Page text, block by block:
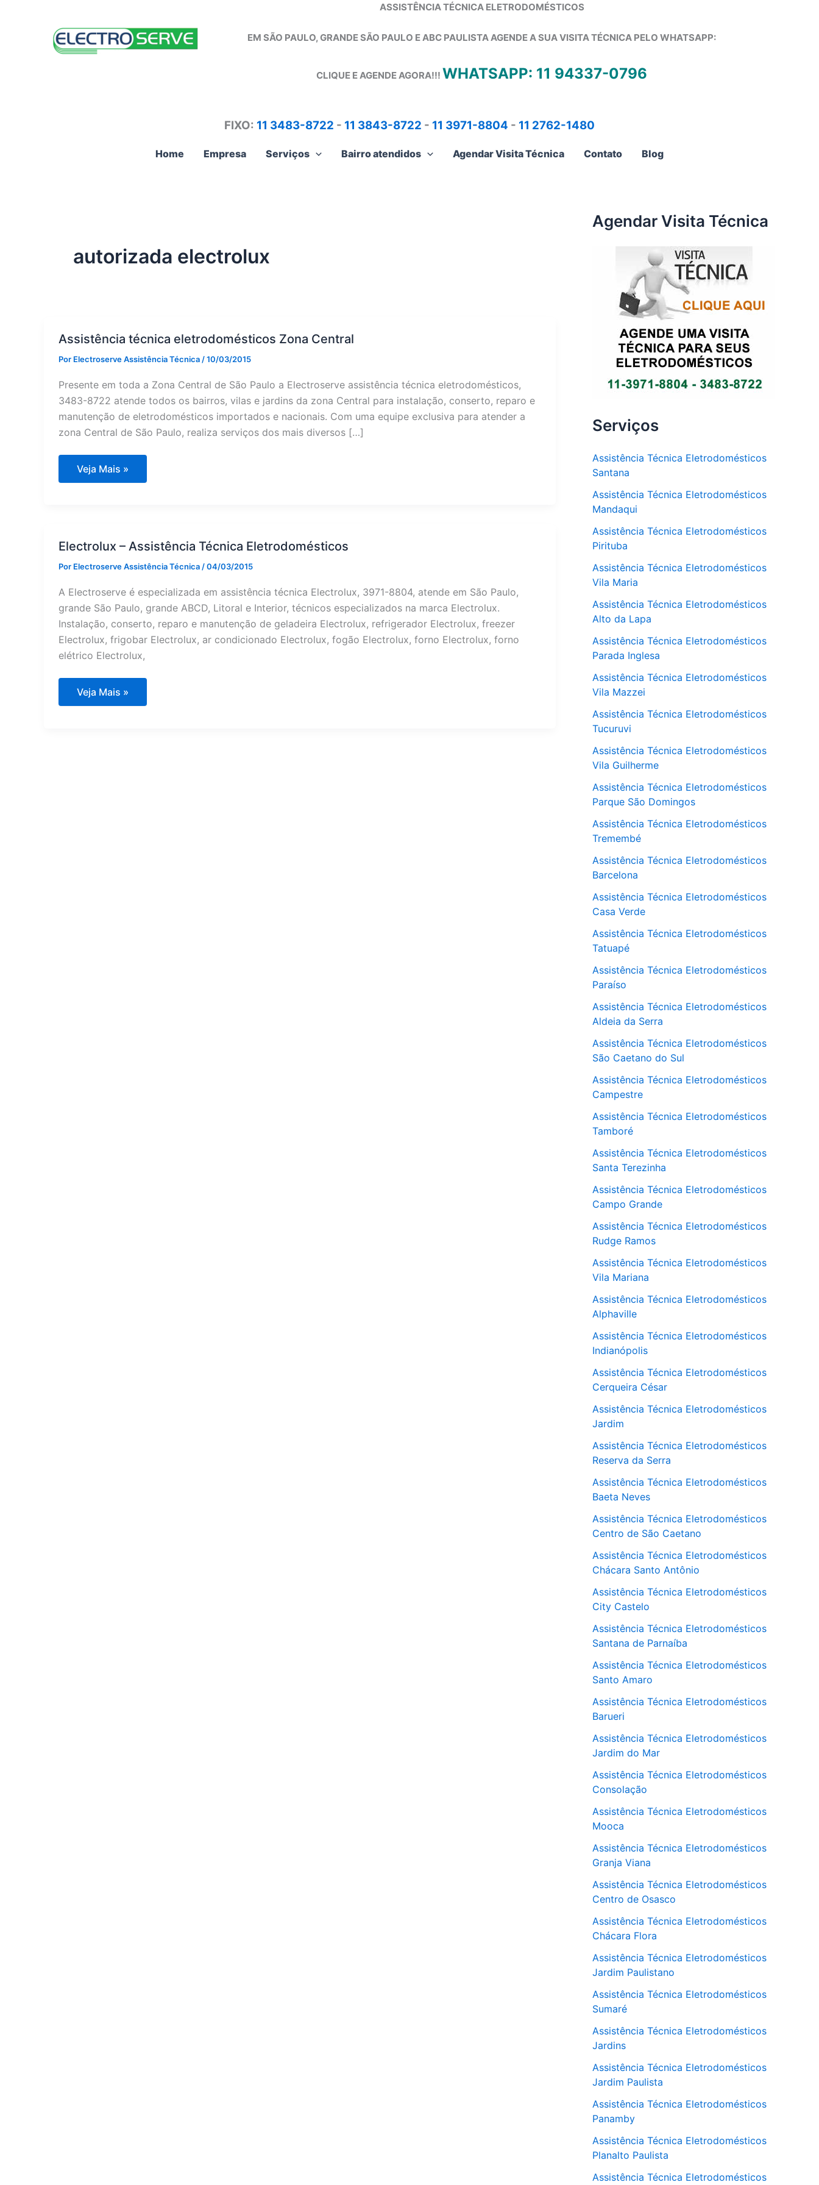
ASSISTÊNCIA TÉCNICA ELETRODOMÉSTICOS
EM SÃO PAULO, GRANDE SÃO PAULO E ABC PAULISTAAGENDE A SUA VISITA TÉCNICA PELO WHATSAPP:
CLIQUE E AGENDE AGORA!!! WHATSAPP: 11 94337-0796
FIXO: 11 3483-8722 - 11 3843-8722 - 11 3971-8804 - 11 2762-1480
Home Empresa Serviços Bairro atendidos Agendar Visita Técnica Contato Blog
autorizada electrolux
Assistência técnica eletrodomésticos Zona Central
Por Electroserve Assistência Técnica /10/03/2015
Presente em toda a Zona Central de São Paulo a Electroserve assistência técnica eletrodomésticos,
3483-8722 atende todos os bairros, vilas e jardins da zona Central para instalação, conserto, reparo e
manutenção de eletrodomésticos importados e nacionais. Com uma equipe exclusiva para atender a
zona Central de São Paulo, realiza serviços dos mais diversos […]
Assistência
técnica
Veja Mais »
Electrolux – Assistência Técnica Eletrodomésticos
Por Electroserve Assistência Técnica/04/03/2015
A Electroserve é especializada em assistência técnica Electrolux, 3971-8804, atende em São Paulo,
grande São Paulo, grande ABCD, Litoral e Interior, técnicos especializados na marca Electrolux.
Instalação, conserto, reparo e manutenção de geladeira Electrolux, refrigerador Electrolux, freezer
Electrolux, frigobar Electrolux, ar condicionado Electrolux, fogão Electrolux, forno Electrolux, forno
elétrico Electrolux,
Electrolux
Veja Mais »
Agendar Visita Técnica
Serviços
Assistência Técnica Eletrodomésticos
Santana
Assistência Técnica Eletrodomésticos
Mandaqui
Assistência Técnica Eletrodomésticos
Pirituba
Assistência Técnica Eletrodomésticos
Vila Maria
Assistência Técnica Eletrodomésticos
Alto da Lapa
Assistência Técnica Eletrodomésticos
Parada Inglesa
Assistência Técnica Eletrodomésticos
Vila Mazzei
Assistência Técnica Eletrodomésticos
Tucuruvi
Assistência Técnica Eletrodomésticos
Vila Guilherme
Assistência Técnica Eletrodomésticos
Parque São Domingos
Assistência Técnica Eletrodomésticos
Tremembé
Assistência Técnica Eletrodomésticos
Barcelona
Assistência Técnica Eletrodomésticos
Casa Verde
Assistência Técnica Eletrodomésticos
Tatuapé
Assistência Técnica Eletrodomésticos
Paraíso
Assistência Técnica Eletrodomésticos
Aldeia da Serra
Assistência Técnica Eletrodomésticos
São Caetano do Sul
Assistência Técnica Eletrodomésticos
Campestre
Assistência Técnica Eletrodomésticos
Tamboré
Assistência Técnica Eletrodomésticos
Santa Terezinha
Assistência Técnica Eletrodomésticos
Campo Grande
Assistência Técnica Eletrodomésticos
Rudge Ramos
Assistência Técnica Eletrodomésticos
Vila Mariana
Assistência Técnica Eletrodomésticos
Alphaville
Assistência Técnica Eletrodomésticos
Indianópolis
Assistência Técnica Eletrodomésticos
Cerqueira César
Assistência Técnica Eletrodomésticos
Jardim
Assistência Técnica Eletrodomésticos
Reserva da Serra
Assistência Técnica Eletrodomésticos
Baeta Neves
Assistência Técnica Eletrodomésticos
Centro de São Caetano
Assistência Técnica Eletrodomésticos
Chácara Santo Antônio
Assistência Técnica Eletrodomésticos
City Castelo
Assistência Técnica Eletrodomésticos
Santana de Parnaíba
Assistência Técnica Eletrodomésticos
Santo Amaro
Assistência Técnica Eletrodomésticos
Barueri
Assistência Técnica Eletrodomésticos
Jardim do Mar
Assistência Técnica Eletrodomésticos
Consolação
Assistência Técnica Eletrodomésticos
Mooca
Assistência Técnica Eletrodomésticos
Granja Viana
Assistência Técnica Eletrodomésticos
Centro de Osasco
Assistência Técnica Eletrodomésticos
Chácara Flora
Assistência Técnica Eletrodomésticos
Jardim Paulistano
Assistência Técnica Eletrodomésticos
Sumaré
Assistência Técnica Eletrodomésticos
Jardins
Assistência Técnica Eletrodomésticos
Jardim Paulista
Assistência Técnica Eletrodomésticos
Panamby
Assistência Técnica Eletrodomésticos
Planalto Paulista
Assistência Técnica Eletrodomésticos